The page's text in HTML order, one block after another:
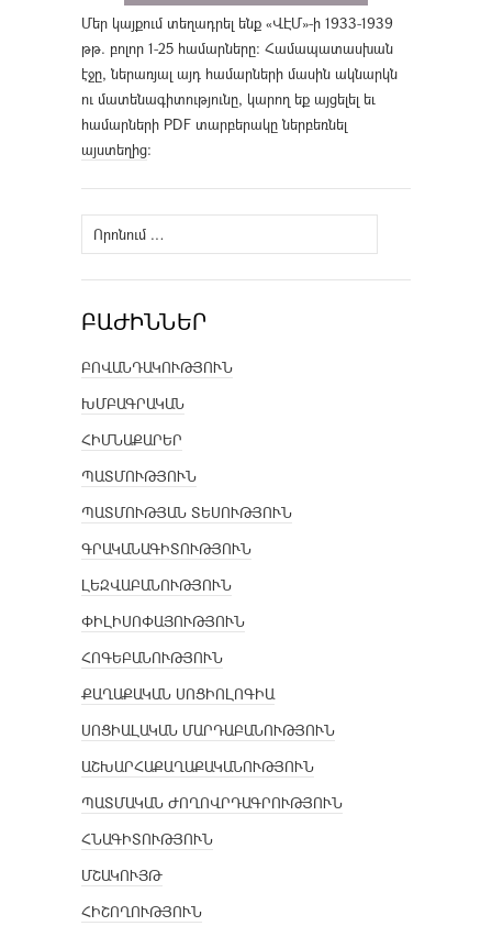
Մեր կայքում տեղադրել ենք «ՎԷՄ»-ի 1933-1939
թթ. բոլոր 1-25 համարները։ Համապատասխան
էջը, ներառյալ այդ համարների մասին ակնարկն
ու մատենագիտությունը, կարող եք այցելել եւ
համարների PDF տարբերակը ներբեռնել
այստեղից։
Որոնել՝
ԲԱԺԻՆՆԵՐ
ԲՈՎԱՆԴԱԿՈՒԹՅՈՒՆ
ԽՄԲԱԳՐԱԿԱՆ
ՀԻՄՆԱՔԱՐԵՐ
ՊԱՏՄՈՒԹՅՈՒՆ
ՊԱՏՄՈՒԹՅԱՆ ՏԵՍՈՒԹՅՈՒՆ
ԳՐԱԿԱՆԱԳԻՏՈՒԹՅՈՒՆ
ԼԵԶՎԱԲԱՆՈՒԹՅՈՒՆ
ՓԻԼԻՍՈՓԱՅՈՒԹՅՈՒՆ
ՀՈԳԵԲԱՆՈՒԹՅՈՒՆ
ՔԱՂԱՔԱԿԱՆ ՍՈՑԻՈԼՈԳԻԱ
ՍՈՑԻԱԼԱԿԱՆ ՄԱՐԴԱԲԱՆՈՒԹՅՈՒՆ
ԱՇԽԱՐՀԱՔԱՂԱՔԱԿԱՆՈՒԹՅՈՒՆ
ՊԱՏՄԱԿԱՆ ԺՈՂՈՎՐԴԱԳՐՈՒԹՅՈՒՆ
ՀՆԱԳԻՏՈՒԹՅՈՒՆ
ՄՇԱԿՈՒՅԹ
ՀԻՇՈՂՈՒԹՅՈՒՆ